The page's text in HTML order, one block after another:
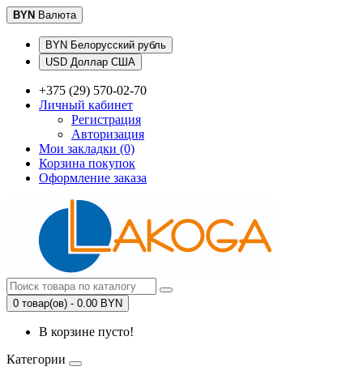
BYN Валюта
BYN Белорусский рубль
USD Доллар США
+375 (29) 570-02-70
Личный кабинет
Регистрация
Авторизация
Мои закладки (0)
Корзина покупок
Оформление заказа
0 товар(ов) - 0.00 BYN
В корзине пусто!
Категории